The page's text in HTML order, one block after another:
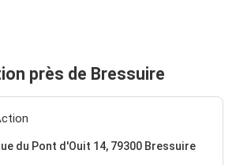
près de Bressuire
du Pont d'Ouit 14, 79300 Bressuire